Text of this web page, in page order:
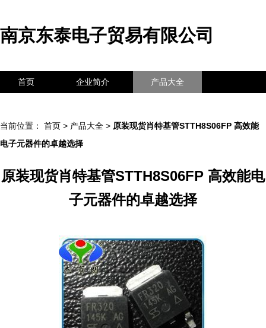
南京东泰电子贸易有限公司
首页 企业简介 产品大全
当前位置： 首页 > 产品大全 > 原装现货肖特基管STTH8S06FP 高效能
电子元器件的卓越选择
原装现货肖特基管STTH8S06FP 高效能电
子元器件的卓越选择